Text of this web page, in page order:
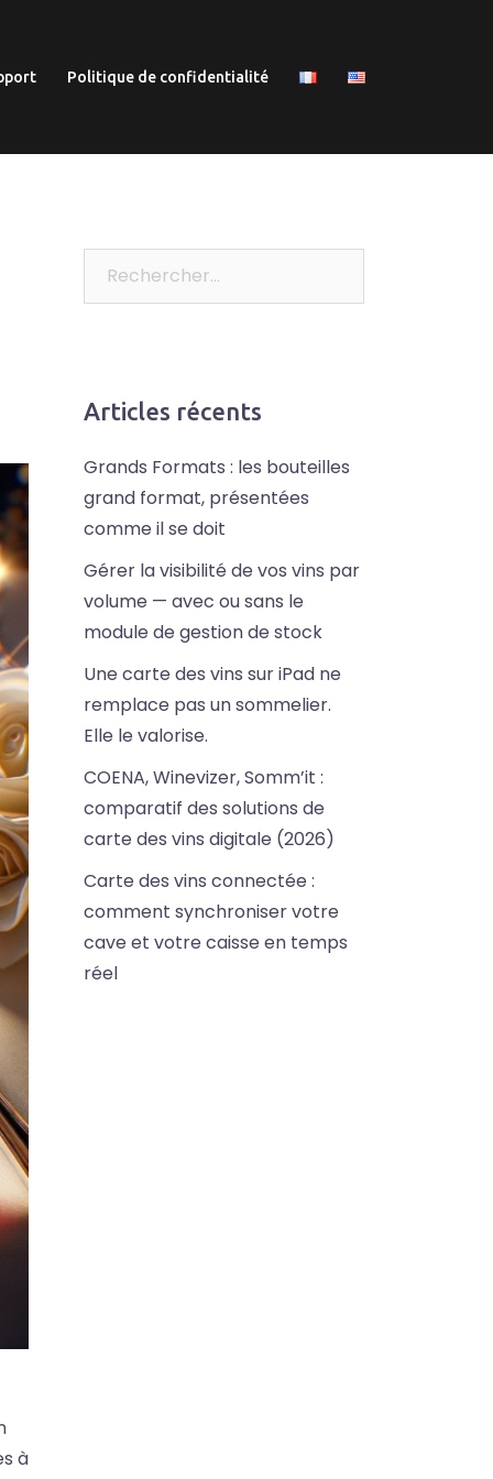
Politique de confidentialité
à
Rechercher :
Articles récents
Grands Formats : les bouteilles
grand format, présentées
comme il se doit
Gérer la visibilité de vos vins par
volume — avec ou sans le
module de gestion de stock
Une carte des vins sur iPad ne
remplace pas un sommelier.
Elle le valorise.
COENA, Winevizer, Somm’it :
comparatif des solutions de
carte des vins digitale (2026)
Carte des vins connectée :
comment synchroniser votre
cave et votre caisse en temps
réel